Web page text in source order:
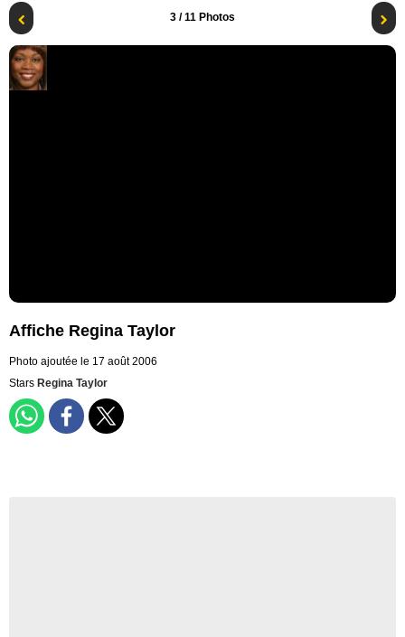
3 / 11 Photos
Affiche Regina Taylor
Photo ajoutée le 17 août 2006
Stars Regina Taylor